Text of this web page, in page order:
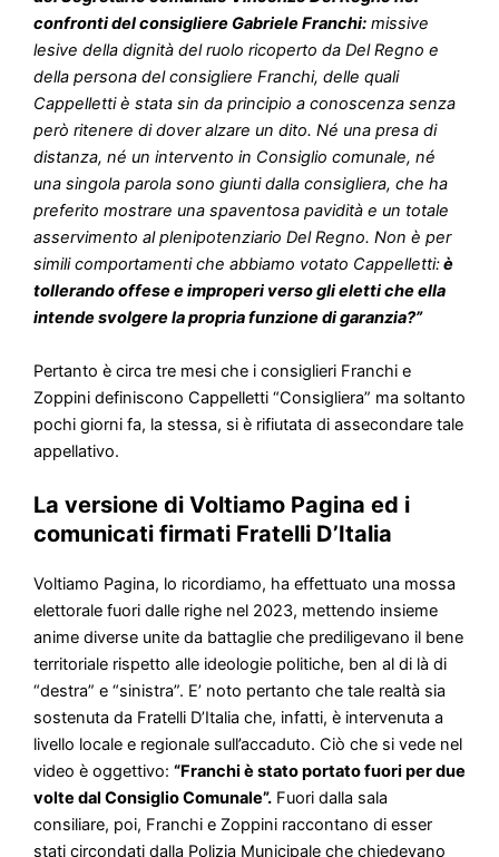
confronti del consigliere Gabriele Franchi: missive
lesive della dignità del ruolo ricoperto da Del Regno e
della persona del consigliere Franchi, delle quali
Cappelletti è stata sin da principio a conoscenza senza
però ritenere di dover alzare un dito. Né una presa di
distanza, né un intervento in Consiglio comunale, né
una singola parola sono giunti dalla consigliera, che ha
preferito mostrare una spaventosa pavidità e un totale
asservimento al plenipotenziario Del Regno. Non è per
simili comportamenti che abbiamo votato Cappelletti:è
tollerando offese e improperi verso gli eletti che ella
intende svolgere la propria funzione di garanzia?”
Pertanto è circa tre mesi che i consiglieri Franchi e
Zoppini definiscono Cappelletti “Consigliera” ma soltanto
pochi giorni fa, la stessa, si è rifiutata di assecondare tale
appellativo.
La versione di Voltiamo Pagina ed i
comunicati firmati Fratelli D’Italia
Voltiamo Pagina, lo ricordiamo, ha effettuato una mossa
elettorale fuori dalle righe nel 2023, mettendo insieme
anime diverse unite da battaglie che prediligevano il bene
territoriale rispetto alle ideologie politiche, ben al di là di
“destra” e “sinistra”. E’ noto pertanto che tale realtà sia
sostenuta da Fratelli D’Italia che, infatti, è intervenuta a
livello locale e regionale sull’accaduto. Ciò che si vede nel
video è oggettivo: “Franchi è stato portato fuori per due
volte dal Consiglio Comunale”. Fuori dalla sala
consiliare, poi, Franchi e Zoppini raccontano di esser
stati circondati dalla Polizia Municipale che chiedevano